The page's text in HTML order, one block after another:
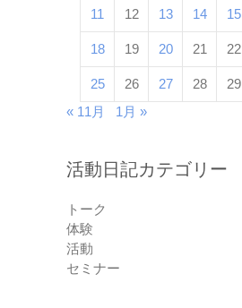
11 12 13 14 15
18 19 20 21 22
25 26 27 28 29
« 11月
1月 »
活動日記カテゴリー
トーク
体験
活動
セミナー